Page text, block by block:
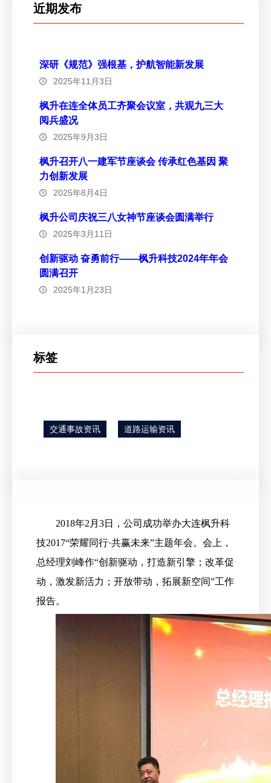
近期发布
深研《规范》强根基，护航智能新发展
2025年11月3日
枫升在连全体员工齐聚会议室，共观九三大
阅兵盛况
2025年9月3日
枫升召开八一建军节座谈会 传承红色基因 聚
力创新发展
2025年8月4日
枫升公司庆祝三八女神节座谈会圆满举行
2025年3月11日
创新驱动 奋勇前行——枫升科技2024年年会
圆满召开
2025年1月23日
标签
交通事故资讯 道路运输资讯
2018年2月3日，公司成功举办大连枫升科
技2017“荣耀同行·共赢未来”主题年会。会上，
总经理刘峰作“创新驱动，打造新引擎；改革促
动，激发新活力；开放带动，拓展新空间”工作
报告。